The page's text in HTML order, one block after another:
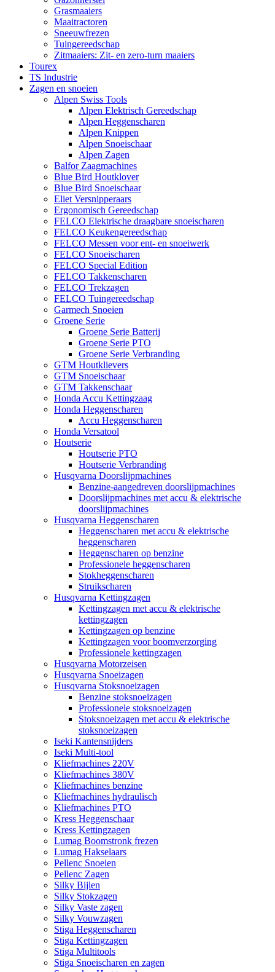
Grasmaaiers
Maaitractoren
Sneeuwfrezen
Tuingereedschap
Zitmaaiers: Zit- en zero-turn maaiers
Tourex
TS Industrie
Zagen en snoeien
Alpen Swiss Tools
Alpen Elektrisch Gereedschap
Alpen Heggenscharen
Alpen Knippen
Alpen Snoeischaar
Alpen Zagen
Balfor Zaagmachines
Blue Bird Houtklover
Blue Bird Snoeischaar
Eliet Versnipperaars
Ergonomisch Gereedschap
FELCO Elektrische draagbare snoeischaren
FELCO Keukengereedschap
FELCO Messen voor ent- en snoeiwerk
FELCO Snoeischaren
FELCO Special Edition
FELCO Takkenscharen
FELCO Trekzagen
FELCO Tuingereedschap
Garmech Snoeien
Groene Serie
Groene Serie Batterij
Groene Serie PTO
Groene Serie Verbranding
GTM Houtklievers
GTM Snoeischaar
GTM Takkenschaar
Honda Accu Kettingzaag
Honda Heggenscharen
Accu Heggenscharen
Honda Versatool
Houtserie
Houtserie PTO
Houtserie Verbranding
Husqvarna Doorslijpmachines
Benzine-aangedreven doorslijpmachines
Doorslijpmachines met accu & elektrische
doorslijpmachines
Husqvarna Heggenscharen
Heggenscharen met accu & elektrische
heggenscharen
Heggenscharen op benzine
Professionele heggenscharen
Stokheggenscharen
Struikscharen
Husqvarna Kettingzagen
Kettingzagen met accu & elektrische
kettingzagen
Kettingzagen op benzine
Kettingzagen voor boomverzorging
Professionele kettingzagen
Husqvarna Motorzeisen
Husqvarna Snoeizagen
Husqvarna Stoksnoeizagen
Benzine stoksnoeizagen
Professionele stoksnoeizagen
Stoksnoeizagen met accu & elektrische
stoksnoeizagen
Iseki Kantensnijders
Iseki Multi-tool
Kliefmachines 220V
Kliefmachines 380V
Kliefmachines benzine
Kliefmachines hydraulisch
Kliefmachines PTO
Kress Heggenschaar
Kress Kettingzagen
Lumag Boomstronk frezen
Lumag Hakselaars
Pellenc Snoeien
Pellenc Zagen
Silky Bijlen
Silky Stokzagen
Silky Vaste zagen
Silky Vouwzagen
Stiga Heggenscharen
Stiga Kettingzagen
Stiga Multitools
Stiga Snoeischaren en zagen